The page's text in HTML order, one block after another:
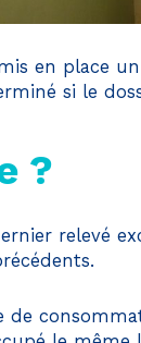
en place
si le
?
relevé